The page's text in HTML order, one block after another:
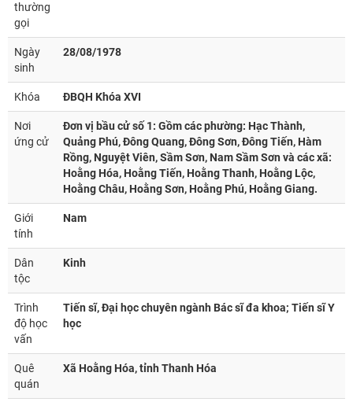
thường
gọi
Ngày
sinh
28/08/1978
Khóa ĐBQH Khóa XVI
Nơi
ứng cử
Đơn vị bầu cử số 1: Gồm các phường: Hạc Thành,
Quảng Phú, Đông Quang, Đông Sơn, Đông Tiến, Hàm
Rồng, Nguyệt Viên, Sầm Sơn, Nam Sầm Sơn và các xã:
Hoằng Hóa, Hoằng Tiến, Hoằng Thanh, Hoằng Lộc,
Hoằng Châu, Hoằng Sơn, Hoằng Phú, Hoằng Giang.
Giới
tính
Nam
Dân
tộc
Kinh
Trình
độ học
vấn
Tiến sĩ, Đại học chuyên ngành Bác sĩ đa khoa; Tiến sĩ Y
học
Quê
quán
Xã Hoằng Hóa, tỉnh Thanh Hóa